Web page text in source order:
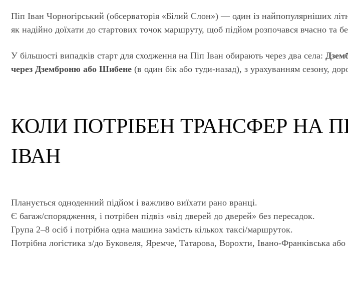
Піп Іван Чорногірський (обсерваторія «Білий Слон») — один із найпопулярніших
як надійно доїхати до стартових точок маршруту, щоб підйом розпочався вчасно та
У більшості випадків старт для сходження на Піп Іван обирають через два села:
через Дземброню або Шибене (в один бік або туди-назад), з урахуванням сезону,
КОЛИ ПОТРІБЕН ТРАНСФЕР НА
ІВАН
Планується одноденний підйом і важливо виїхати рано вранці.
Є багаж/спорядження, і потрібен підвіз «від дверей до дверей» без пересадок.
Група 2–8 осіб і потрібна одна машина замість кількох таксі/маршруток.
Потрібна логістика з/до Буковеля, Яремче, Татарова, Ворохти, Івано-Франківська